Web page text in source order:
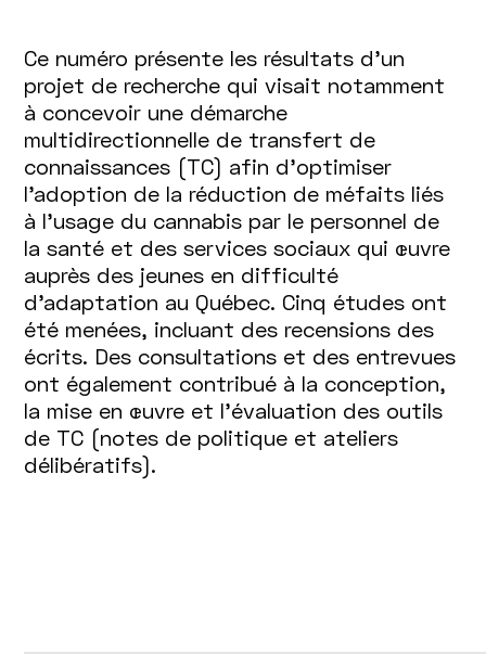
Ce numéro présente les résultats d'un
projet de recherche qui visait notamment
à concevoir une démarche
multidirectionnelle de transfert de
connaissances (TC) afin d'optimiser
l’adoption de la réduction de méfaits liés
à l’usage du cannabis par le personnel de
la santé et des services sociaux qui œuvre
auprès des jeunes en difficulté
d’adaptation au Québec. Cinq études ont
été menées, incluant des recensions des
écrits. Des consultations et des entrevues
ont également contribué à la conception,
la mise en œuvre et l'évaluation des outils
de TC (notes de politique et ateliers
délibératifs).